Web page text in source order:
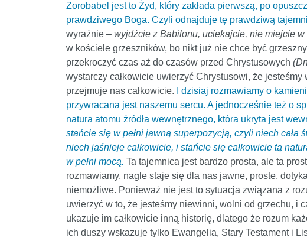
Zorobabel jest to Żyd, który zakłada pierwszą, po
prawdziwego Boga. Czyli odnajduje tę prawdziwą
wyraźnie – wyjdźcie z Babilonu, uciekajcie, nie miejcie
w kościele grzeszników, bo nikt już nie chce być
przekroczyć czas aż do czasów przed Chrystusowych
wystarczy całkowicie uwierzyć Chrystusowi, że
przejmuje nas całkowicie.
I dzisiaj rozmawiamy o
przywracana jest naszemu sercu. A jednocześnie też o
natura atomu źródła wewnętrznego, która ukryta jest
stańcie się w pełni jawną superpozycją, czyli niech cała
niech jaśnieje całkowicie, i stańcie się całkowicie tą
w pełni mocą. Ta tajemnica jest bardzo prosta, ale ta
rozmawiamy, nagle staje się dla nas jawne, proste,
niemożliwe. Ponieważ nie jest to sytuacja związana z
uwierzyć w to, że jesteśmy niewinni, wolni od grzechu, i
ukazuje im całkowicie inną historię, dlatego że rozum
ich duszy wskazuje tylko Ewangelia, Stary Testament i